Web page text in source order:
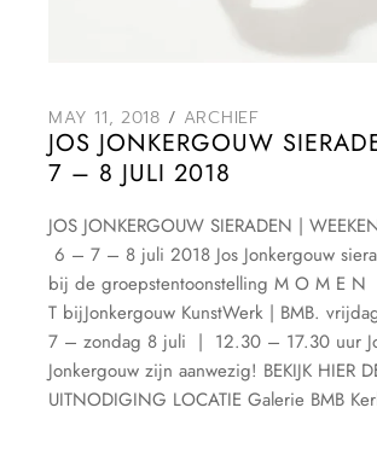
MAY 11, 2018 ARCHIEF
JOS JONKERGOUW
7 – 8 JULI 2018
JOS JONKERGOUW SIERADEN |
6 – 7 – 8 juli 2018 Jos Jonkergouw
bij de groepstentoonstelling M O M E N
T bijJonkergouw KunstWerk | BMB.
7 – zondag 8 juli | 12.30 – 17.30 uur
Jonkergouw zijn aanwezig! BEKIJK HIER
UITNODIGING LOCATIE Galerie BMB